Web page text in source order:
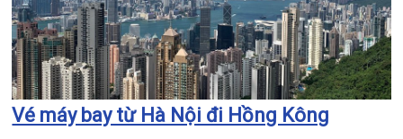
Vé máy bay từ Hà Nội đi Hồng Kông